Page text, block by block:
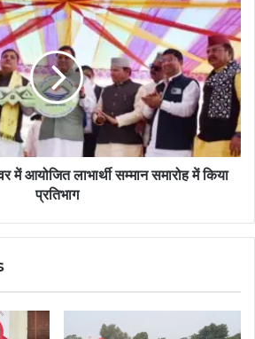
में आयोजित लाभार्थी सम्मान समारोह में किया
प्रतिभाग